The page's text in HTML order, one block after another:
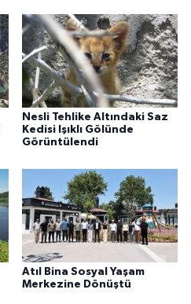
Nesli Tehlike Altındaki Saz
Kedisi Işıklı Gölünde
Görüntülendi
Atıl Bina Sosyal Yaşam
Merkezine Dönüştü